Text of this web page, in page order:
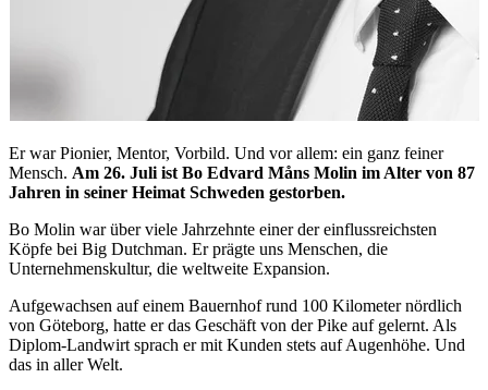
Er war Pionier, Mentor, Vorbild. Und vor allem: ein ganz feiner
Mensch. Am 26. Juli ist Bo Edvard Måns Molin im Alter von 87
Jahren in seiner Heimat Schweden gestorben.
Bo Molin war über viele Jahrzehnte einer der einflussreichsten
Köpfe bei Big Dutchman. Er prägte uns Menschen, die
Unternehmenskultur, die weltweite Expansion.
Aufgewachsen auf einem Bauernhof rund 100 Kilometer nördlich
von Göteborg, hatte er das Geschäft von der Pike auf gelernt. Als
Diplom-Landwirt sprach er mit Kunden stets auf Augenhöhe. Und
das in aller Welt.